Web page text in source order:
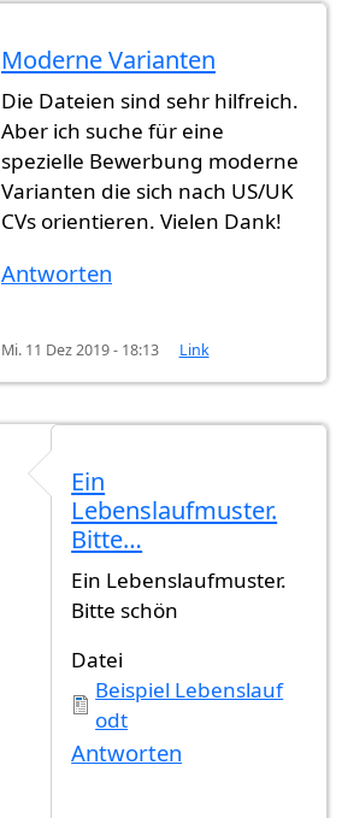
Moderne Varianten
Die Dateien sind sehr hilfreich.
Aber ich suche für eine
spezielle Bewerbung moderne
Varianten die sich nach US/UK
CVs orientieren. Vielen Dank!
Antworten
Mi. 11 Dez 2019 - 18:13 Link
Ein
Lebenslaufmuster.
Bitte…
Ein Lebenslaufmuster.
Bitte schön
Datei
Beispiel Lebenslauf
odt
Antworten